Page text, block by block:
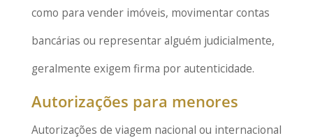
como para vender imóveis, movimentar contas
bancárias ou representar alguém judicialmente,
geralmente exigem firma por autenticidade.
Autorizações para menores
Autorizações de viagem nacional ou internacional